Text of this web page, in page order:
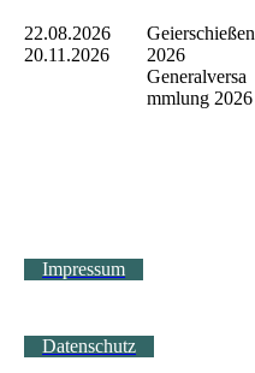
22.08.2026
20.11.2026
Geierschießen
2026
Generalversa
mmlung 2026
Impressum
Datenschutz